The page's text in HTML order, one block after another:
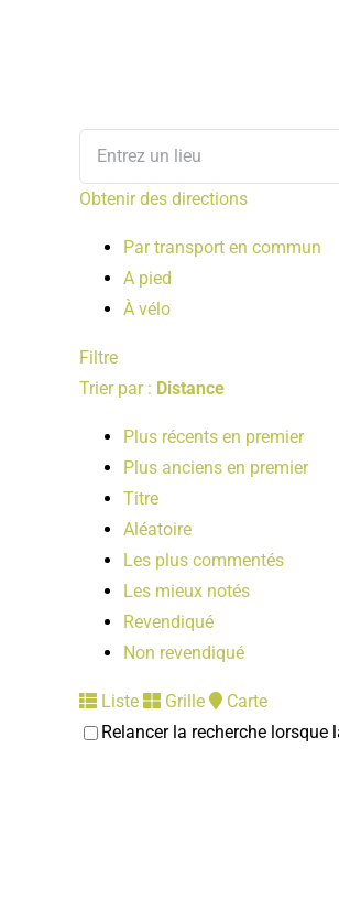
Obtenir des directions
Par transport en commun
A pied
À vélo
Filtre
Trier par : Distance
Plus récents en premier
Plus anciens en premier
Titre
Aléatoire
Les plus commentés
Les mieux notés
Revendiqué
Non revendiqué
Liste Grille
Carte
Relancer la recherche lorsque